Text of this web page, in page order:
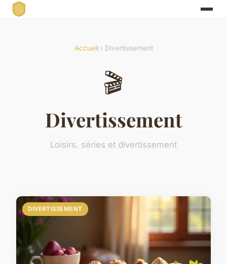
Accueil› Divertissement
🎬
Divertissement
Loisirs, séries et divertissement
DIVERTISSEMENT